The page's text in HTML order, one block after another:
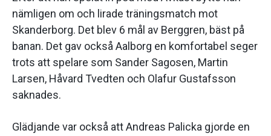
nämligen om och lirade träningsmatch mot
Skanderborg. Det blev 6 mål av Berggren, bäst på
banan. Det gav också Aalborg en komfortabel seger
trots att spelare som Sander Sagosen, Martin
Larsen, Håvard Tvedten och Olafur Gustafsson
saknades.
Glädjande var också att Andreas Palicka gjorde en